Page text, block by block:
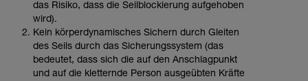
das Risiko, dass die Seilblockierung aufgehoben
wird).
Kein körperdynamisches Sichern durch Gleiten
des Seils durch das Sicherungssystem (das
bedeutet, dass sich die auf den Anschlagpunkt
und auf die kletternde Person ausgeübten Kräfte